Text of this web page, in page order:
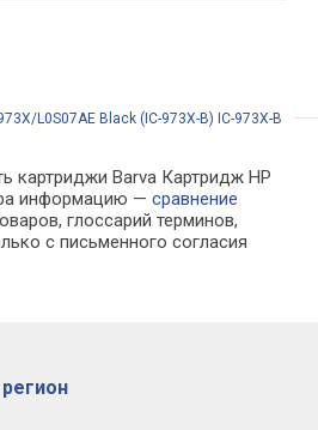
L0S07AE Black (IC-973X-B) IC-973X-B
картриджи Barva Картридж HP
информацию —сравнение
глоссарий терминов,
с письменного согласия